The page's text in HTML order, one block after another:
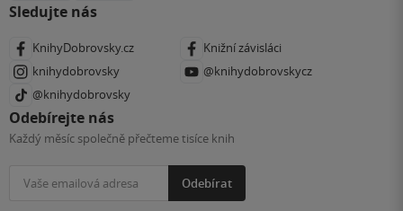
Sledujte nás
KnihyDobrovsky.cz
Knižní závisláci
knihydobrovsky
@knihydobrovskycz
@knihydobrovsky
Odebírejte nás
Každý měsíc společně přečteme tisíce knih
Odebírat